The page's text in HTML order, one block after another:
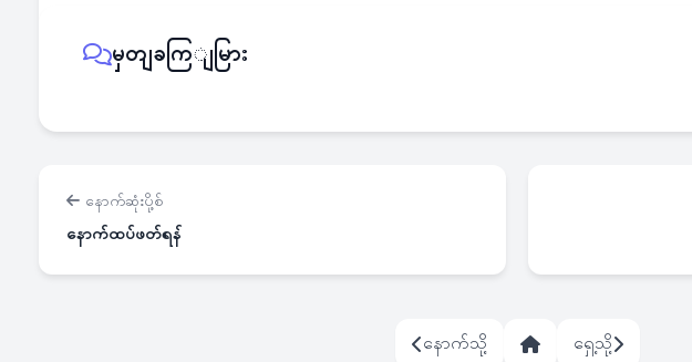
မှတျခကြျမြား
နောက်ဆုံးပို့စ်
နောက်ထပ်ဖတ်ရန်
နောက်သို့ ရှေ့သို့